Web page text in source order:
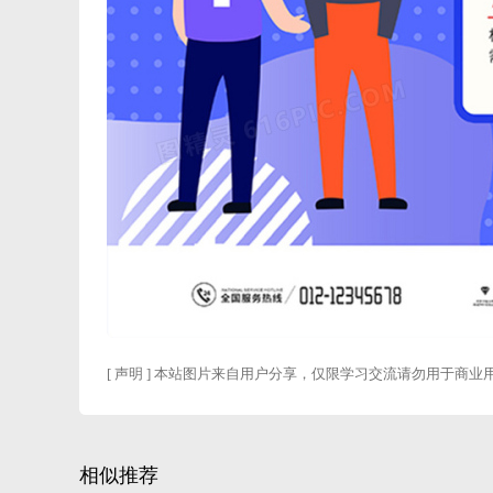
[ 声明 ] 本站图片来自用户分享，仅限学习交流请勿用于商业
相似推荐